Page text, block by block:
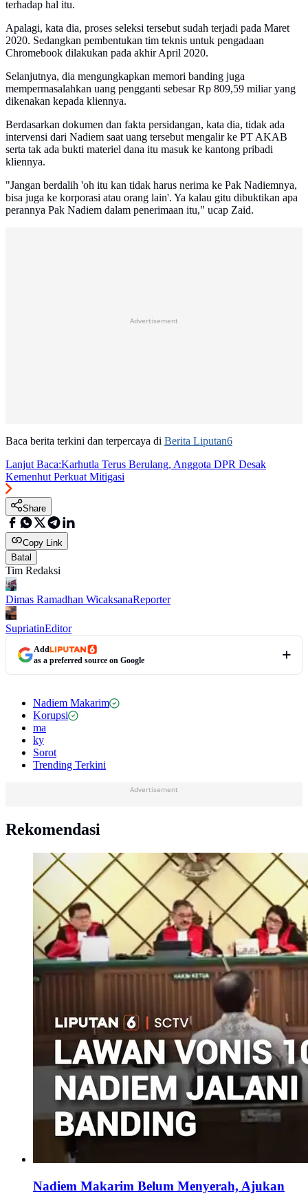
terhadap hal itu.
Apalagi, kata dia, proses seleksi tersebut sudah terjadi pada Maret
2020. Sedangkan pembentukan tim teknis untuk pengadaan
Chromebook dilakukan pada akhir April 2020.
Selanjutnya, dia mengungkapkan memori banding juga
mempermasalahkan uang pengganti sebesar Rp 809,59 miliar yang
dikenakan kepada kliennya.
Berdasarkan dokumen dan fakta persidangan, kata dia, tidak ada
intervensi dari Nadiem saat uang tersebut mengalir ke PT AKAB
serta tak ada bukti materiel dana itu masuk ke kantong pribadi
kliennya.
"Jangan berdalih 'oh itu kan tidak harus nerima ke Pak Nadiemnya,
bisa juga ke korporasi atau orang lain'. Ya kalau gitu dibuktikan apa
perannya Pak Nadiem dalam penerimaan itu," ucap Zaid.
Advertisement
Baca berita terkini dan terpercaya di Berita Liputan6
Lanjut Baca:Karhutla Terus Berulang, Anggota DPR Desak
Kemenhut Perkuat Mitigasi
Share
Copy Link
Batal
Tim Redaksi
Dimas Ramadhan WicaksanaReporter
SupriatinEditor
Add
as a preferred source on Google
Nadiem Makarim
Korupsi
ma
ky
Sorot
Trending Terkini
Advertisement
Rekomendasi
Nadiem Makarim Belum Menyerah, Ajukan